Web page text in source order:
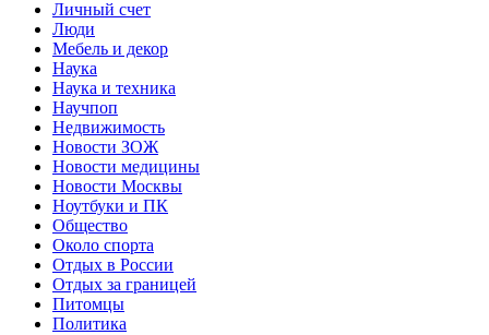
Личный счет
Люди
Мебель и декор
Наука
Наука и техника
Научпоп
Недвижимость
Новости ЗОЖ
Новости медицины
Новости Москвы
Ноутбуки и ПК
Общество
Около спорта
Отдых в России
Отдых за границей
Питомцы
Политика